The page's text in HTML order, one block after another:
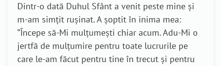
Dintr-o dată Duhul Sfânt a venit peste mine și
m-am simțit rușinat. A șoptit în inima mea:
”Începe să-Mi mulțumești chiar acum. Adu-Mi o
jertfă de mulțumire pentru toate lucrurile pe
care le-am făcut pentru tine în trecut și pentru